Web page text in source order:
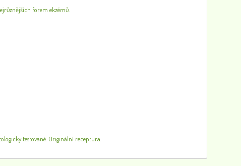
Mast s extraktem konopí s včelím voskem, 50 ml
forem ekzémů.
testované. Originální receptura.